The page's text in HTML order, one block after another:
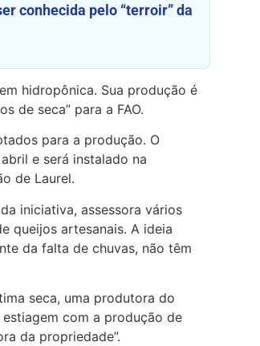
conhecida pelo “terroir” da
hidropônica. Sua produção é
de seca” para a FAO.
para a produção. O
e será instalado na
de Laurel.
iniciativa, assessora vários
queijos artesanais. A ideia
da falta de chuvas, não têm
seca, uma produtora do
com a produção de
da propriedade”.